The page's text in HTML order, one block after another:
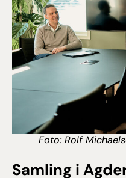
Foto: Rolf
Samling i